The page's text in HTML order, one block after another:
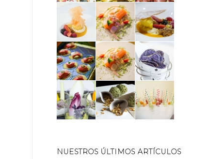
NUESTROS ÚLTIMOS ARTÍCULOS